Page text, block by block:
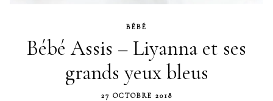
BÉBÉ
Bébé Assis – Liyanna et ses
grands yeux bleus
27 OCTOBRE 2018